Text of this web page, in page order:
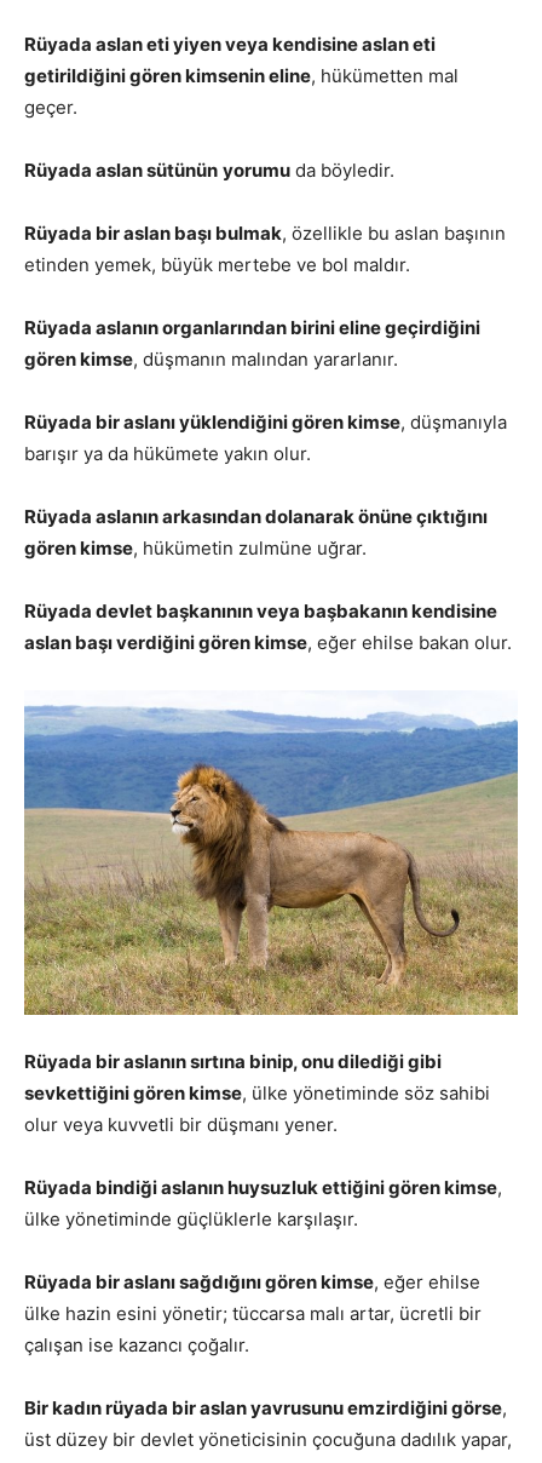
Rüyada aslan eti yiyen veya kendisine aslan eti
getirildiğini gören kimsenin eline, hükümetten mal
geçer.
Rüyada aslan sütünün yorumu da böyledir.
Rüyada bir aslan başı bulmak, özellikle bu aslan başının
etinden yemek, büyük mertebe ve bol maldır.
Rüyada aslanın organlarından birini eline geçirdiğini
gören kimse, düşmanın malından yararlanır.
Rüyada bir aslanı yüklendiğini gören kimse, düşmanıyla
barışır ya da hükümete yakın olur.
Rüyada aslanın arkasından dolanarak önüne çıktığını
gören kimse, hükümetin zulmüne uğrar.
Rüyada devlet başkanının veya başbakanın kendisine
aslan başı verdiğini gören kimse, eğer ehilse bakan olur.
Rüyada bir aslanın sırtına binip, onu dilediği gibi
sevkettiğini gören kimse, ülke yönetiminde söz sahibi
olur veya kuvvetli bir düşmanı yener.
Rüyada bindiği aslanın huysuzluk ettiğini gören kimse,
ülke yönetiminde güçlüklerle karşılaşır.
Rüyada bir aslanı sağdığını gören kimse, eğer ehilse
ülke hazin esini yönetir; tüccarsa malı artar, ücretli bir
çalışan ise kazancı çoğalır.
Bir kadın rüyada bir aslan yavrusunu emzirdiğini görse,
üst düzey bir devlet yöneticisinin çocuğuna dadılık yapar,